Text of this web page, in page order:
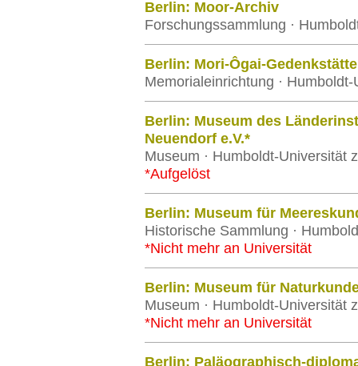
Berlin: Moor-Archiv
Forschungssammlung ·
Berlin: Mori-Ôgai-Gedenkstätte
Memorialeinrichtung ·
Berlin: Museum des
Neuendorf e.V.*
Museum · Humboldt-Universität
*Aufgelöst
Berlin: Museum für
Historische Sammlung ·
*Nicht mehr an Universität
Berlin: Museum für
Museum · Humboldt-Universität
*Nicht mehr an Universität
Berlin: Paläographisch-